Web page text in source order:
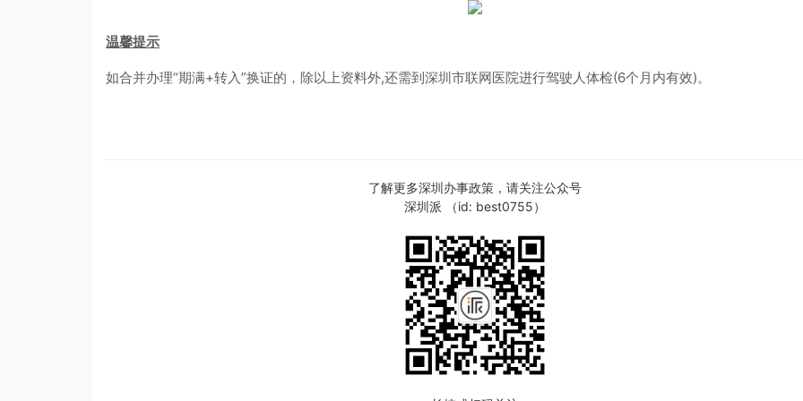
温馨提示
如合并办理“期满+转入”换证的，除以上资料外,还需到深圳市联网医院进行驾驶人体检(6个月内有效)。
了解更多深圳办事政策，请关注公众号
深圳派 （id: best0755）